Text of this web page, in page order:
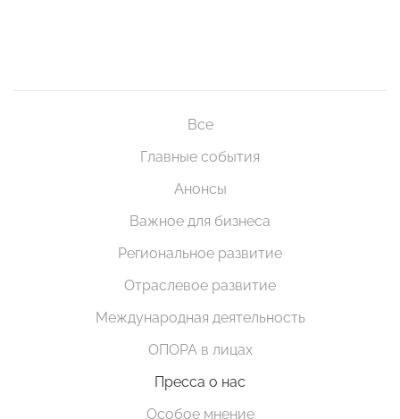
Все
Главные события
Анонсы
Важное для бизнеса
Региональное развитие
Отраслевое развитие
Международная деятельность
ОПОРА в лицах
Пресса о нас
Особое мнение